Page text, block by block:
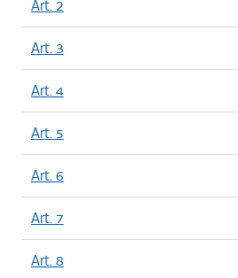
Art. 2
Art. 3
Art. 4
Art. 5
Art. 6
Art. 7
Art. 8